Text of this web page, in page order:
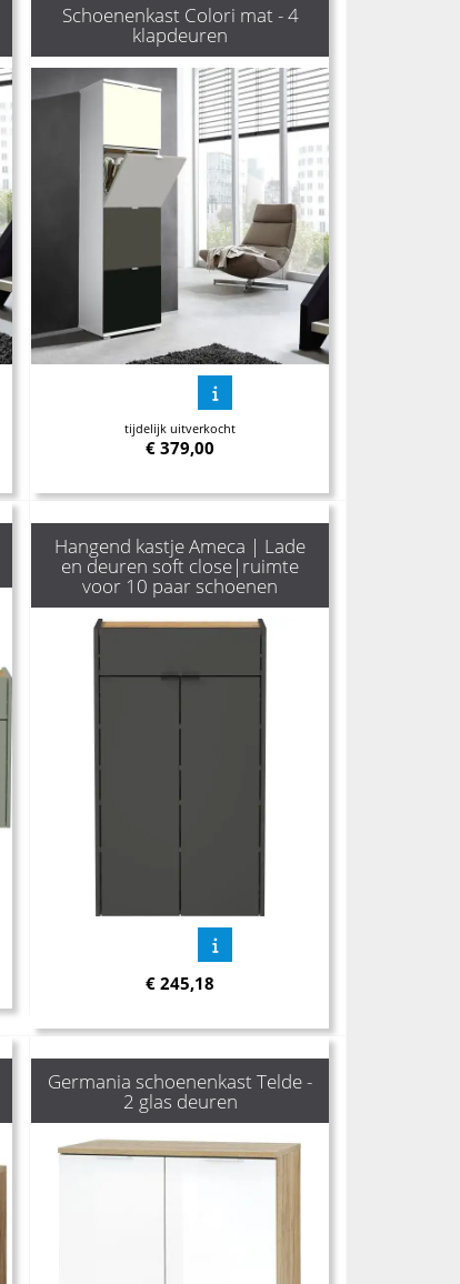
Schoenenkast Colori mat - 4
klapdeuren
tijdelijk uitverkocht
€379,00
Hangend kastje Ameca | Lade
en deuren soft close|ruimte
voor 10 paar schoenen
€245,18
Germania schoenenkast Telde -
2 glas deuren